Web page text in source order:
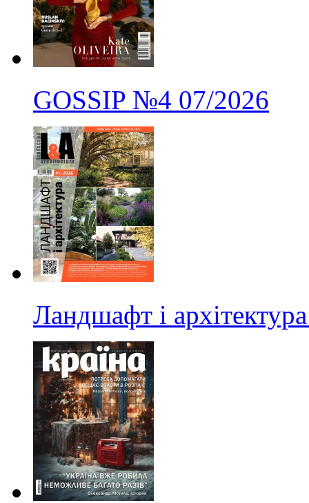
GOSSIP №4 07/2026
Ландшафт і архітектура